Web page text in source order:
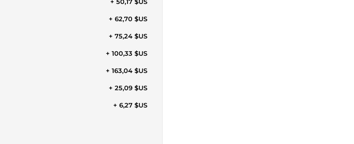
+ 62,70 $US
+ 75,24 $US
+ 100,33 $US
+ 163,04 $US
+ 25,09 $US
+ 6,27 $US